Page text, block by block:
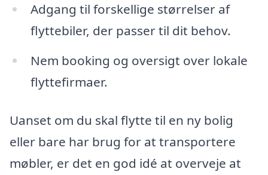
Adgang til forskellige størrelser af
flyttebiler, der passer til dit behov.
Nem booking og oversigt over lokale
flyttefirmaer.
Uanset om du skal flytte til en ny bolig
eller bare har brug for at transportere
møbler, er det en god idé at overveje at